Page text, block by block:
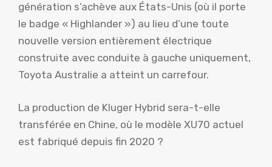
génération s’achève aux États-Unis (où il porte
le badge « Highlander ») au lieu d’une toute
nouvelle version entièrement électrique
construite avec conduite à gauche uniquement,
Toyota Australie a atteint un carrefour.
La production de Kluger Hybrid sera-t-elle
transférée en Chine, où le modèle XU70 actuel
est fabriqué depuis fin 2020 ?